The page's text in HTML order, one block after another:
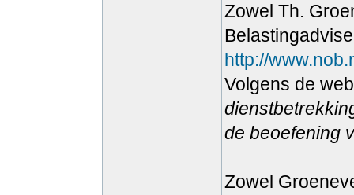
Zowel Th.
http://
Volgens de
de beoefening
Zowel